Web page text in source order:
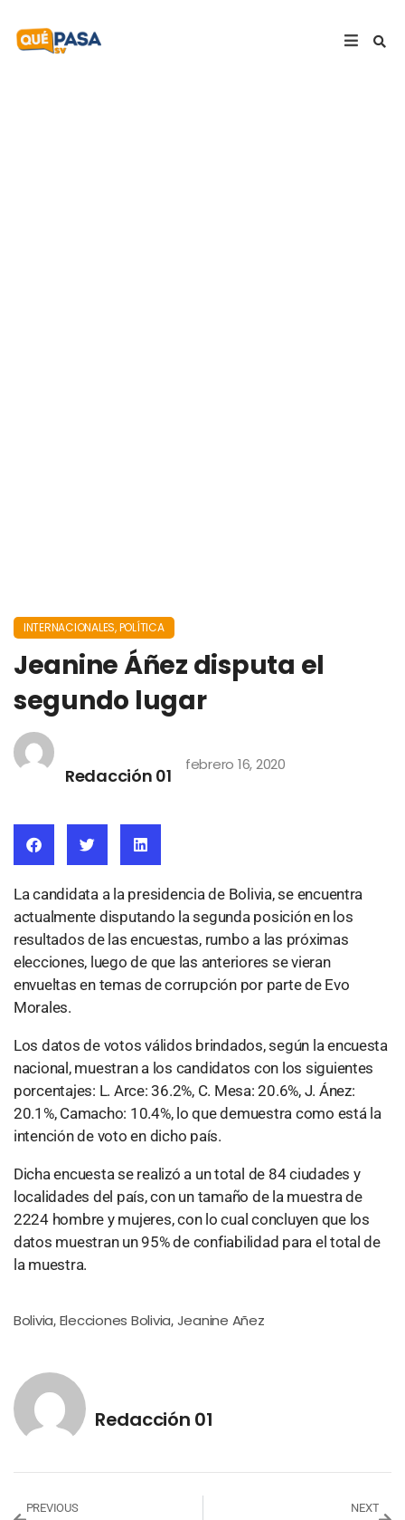
INTERNACIONALES,POLÍTICA
Jeanine Áñez disputa el
segundo lugar
Redacción 01
febrero 16, 2020
La candidata a la presidencia de Bolivia, se encuentra
actualmente disputando la segunda posición en los
resultados de las encuestas, rumbo a las próximas
elecciones, luego de que las anteriores se vieran
envueltas en temas de corrupción por parte de Evo
Morales.
Los datos de votos válidos brindados, según la encuesta
nacional, muestran a los candidatos con los siguientes
porcentajes: L. Arce: 36.2%, C. Mesa: 20.6%, J. Ánez:
20.1%, Camacho: 10.4%, lo que demuestra como está la
intención de voto en dicho país.
Dicha encuesta se realizó a un total de 84 ciudades y
localidades del país, con un tamaño de la muestra de
2224 hombre y mujeres, con lo cual concluyen que los
datos muestran un 95% de confiabilidad para el total de
la muestra.
Bolivia, Elecciones Bolivia, Jeanine Añez
Redacción 01
PREVIOUS NEXT